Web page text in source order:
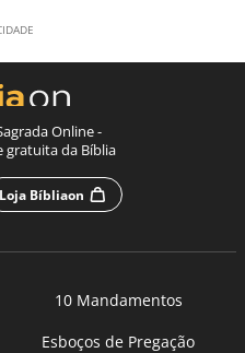
Online -
gratuita da Bíblia
Loja Bíbliaon
10 Mandamentos
Esboços de Pregação